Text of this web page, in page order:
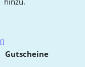
Scroll
toGutscheine